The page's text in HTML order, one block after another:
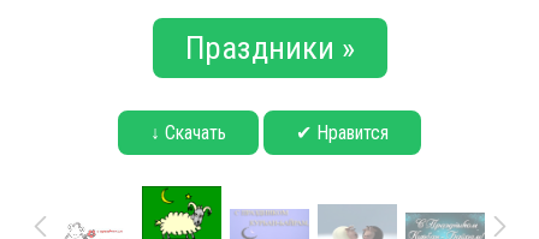
Праздники »
↓ Скачать ✔ Нравится